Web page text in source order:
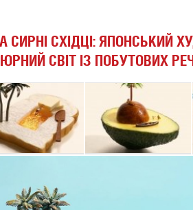
СИРНІ СХІДЦІ: ЯПОНСЬКИЙ
СВІТ ІЗ ПОБУТОВИХ